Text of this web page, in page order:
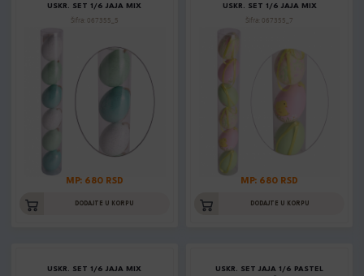
USKR. SET 1/6 JAJA MIX
Šifra: 067355_5
MP: 680 RSD
DODAJTE U KORPU
USKR. SET 1/6 JAJA MIX
Šifra: 067355_7
MP: 680 RSD
DODAJTE U KORPU
USKR. SET 1/6 JAJA MIX
USKR. SET JAJA 1/6 PASTEL